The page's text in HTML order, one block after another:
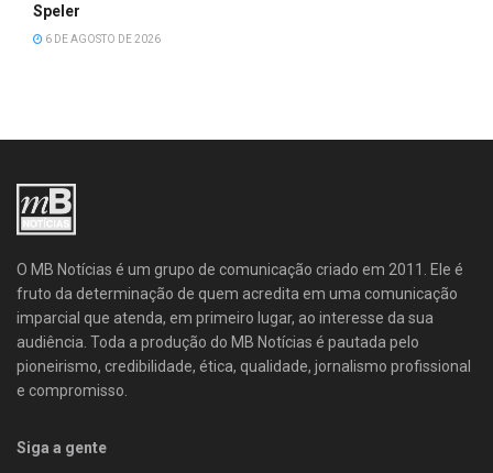
Speler
6 DE AGOSTO DE 2026
O MB Notícias é um grupo de comunicação criado em 2011. Ele é
fruto da determinação de quem acredita em uma comunicação
imparcial que atenda, em primeiro lugar, ao interesse da sua
audiência. Toda a produção do MB Notícias é pautada pelo
pioneirismo, credibilidade, ética, qualidade, jornalismo profissional
e compromisso.
Siga a gente